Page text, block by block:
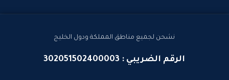
نشحن لجميع مناطق المملكة ودول الخليج
الرقم الضريبي : 302051502400003